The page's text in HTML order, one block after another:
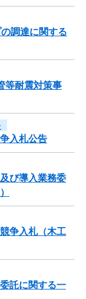
調達に関する
等耐震対策事
入札公告
び導入業務委
争入札（木工
託に関する一